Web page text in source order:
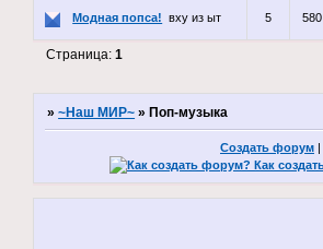
Модная попса! вху из ыт 5 580
Страница:1
»~Наш МИР~ » Поп-музыка
Создать форум |